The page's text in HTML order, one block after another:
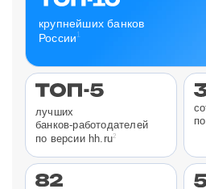
крупнейших банков
России 1
лучших
банков-работодателей
по версии hh.ru2